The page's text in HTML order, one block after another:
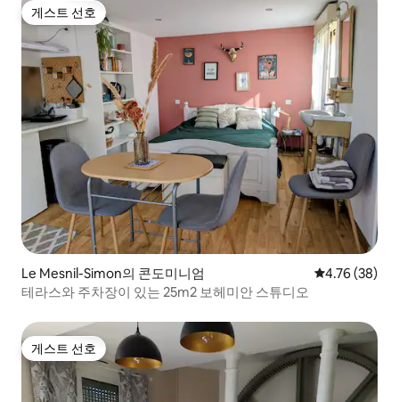
게스트 선호
게스트 선호
Le Mesnil-Simon의 콘도미니엄 평점 4.76점(5
4.76 (38)
테라스와 주차장이 있는 25m2 보헤미안 스튜디오
게스트 선호
게스트 선호